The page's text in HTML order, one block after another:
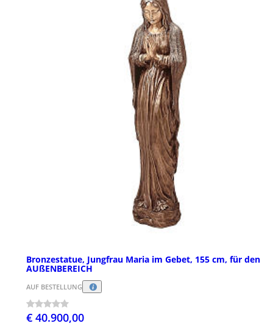
Bronzestatue, Jungfrau Maria im Gebet, 155 cm, für den
AUßENBEREICH
AUF BESTELLUNG
€ 40.900,00